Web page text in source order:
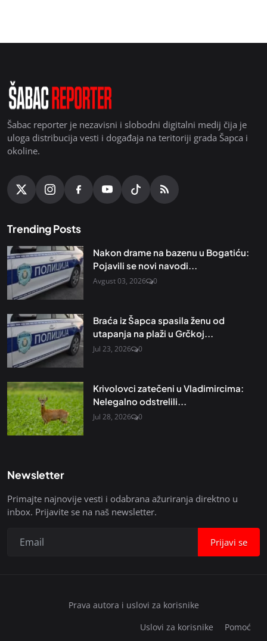
Šabac reporter je nezavisni i slobodni digitalni medij čija je
uloga distribucija vesti i događaja na teritoriji grada Šapca i
okoline.
Trending Posts
Nakon drame na bazenu u Bogatiću:
Pojavili se novi navodi...
Avgust 03, 2026 0
Braća iz Šapca spasila ženu od
utapanja na plaži u Grčkoj...
Jul 23, 2026 0
Krivolovci zatečeni u Vladimircima:
Nelegalno odstrelili...
Jul 28, 2026 0
Newsletter
Primajte najnovije vesti i odabrana ažuriranja direktno u
inbox. Prijavite se na naš newsletter.
Prijavi se
Prava autora i uslovi za korisnike
Uslovi za korisnike
Pomoć